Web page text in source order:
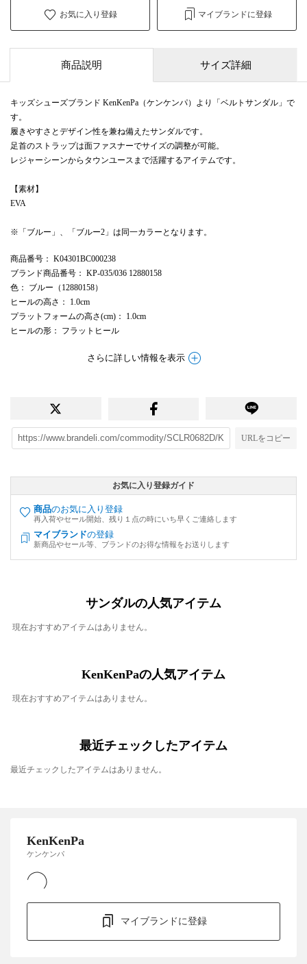
お気に入り登録 マイブランドに登録
商品説明 サイズ詳細
キッズシューズブランド KenKenPa（ケンケンパ）より「ベルトサンダル」で
す。
履きやすさとデザイン性を兼ね備えたサンダルです。
足首のストラップは面ファスナーでサイズの調整が可能。
レジャーシーンからタウンユースまで活躍するアイテムです。
【素材】
EVA
※「ブルー」、「ブルー2」は同一カラーとなります。
商品番号 ： K04301BC000238
ブランド商品番号 ： KP-035/036 12880158
色 ： ブルー（12880158）
ヒールの高さ ： 1.0cm
プラットフォームの高さ(cm) ： 1.0cm
ヒールの形 ： フラットヒール
さらに詳しい情報を表示
URLをコピー
お気に入り登録ガイド
商品のお気に入り登録
再入荷やセール開始、残り１点の時にいち早くご連絡します
マイブランドの登録
新商品やセール等、ブランドのお得な情報をお送りします
サンダルの人気アイテム
現在おすすめアイテムはありません。
KenKenPaの人気アイテム
現在おすすめアイテムはありません。
最近チェックしたアイテム
最近チェックしたアイテムはありません。
KenKenPa
ケンケンパ
マイブランドに登録